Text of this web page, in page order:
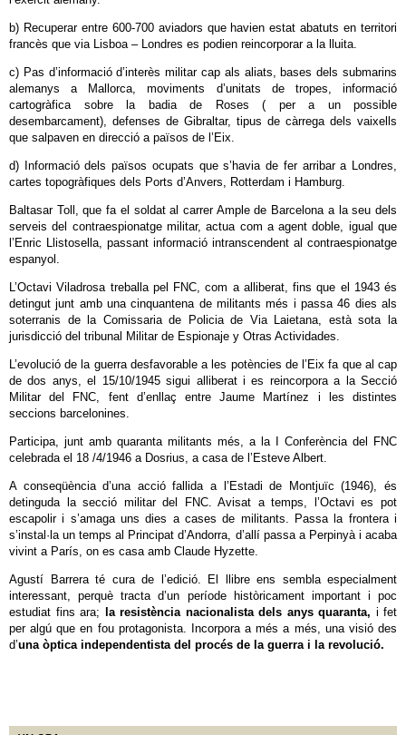
b) Recuperar entre 600-700 aviadors que havien estat abatuts en territori
francès que via Lisboa – Londres es podien reincorporar a la lluita.
c) Pas d’informació d’interès militar cap als aliats, bases dels submarins
alemanys a Mallorca, moviments d’unitats de tropes, informació
cartogràfica sobre la badia de Roses ( per a un possible
desembarcament), defenses de Gibraltar, tipus de càrrega dels vaixells
que salpaven en direcció a països de l’Eix.
d) Informació dels països ocupats que s’havia de fer arribar a Londres,
cartes topogràfiques dels Ports d’Anvers, Rotterdam i Hamburg.
Baltasar Toll, que fa el soldat al carrer Ample de Barcelona a la seu dels
serveis del contraespionatge militar, actua com a agent doble, igual que
l’Enric Llistosella, passant informació intranscendent al contraespionatge
espanyol.
L’Octavi Viladrosa treballa pel FNC, com a alliberat, fins que el 1943 és
detingut junt amb una cinquantena de militants més i passa 46 dies als
soterranis de la Comissaria de Policia de Via Laietana, està sota la
jurisdicció del tribunal Militar de Espionaje y Otras Actividades.
L’evolució de la guerra desfavorable a les potències de l’Eix fa que al cap
de dos anys, el 15/10/1945 sigui alliberat i es reincorpora a la Secció
Militar del FNC, fent d’enllaç entre Jaume Martínez i les distintes
seccions barcelonines.
Participa, junt amb quaranta militants més, a la I Conferència del FNC
celebrada el 18 /4/1946 a Dosrius, a casa de l’Esteve Albert.
A conseqüència d’una acció fallida a l’Estadi de Montjuïc (1946), és
detinguda la secció militar del FNC. Avisat a temps, l’Octavi es pot
escapolir i s’amaga uns dies a cases de militants. Passa la frontera i
s’instal·la un temps al Principat d’Andorra, d’allí passa a Perpinyà i acaba
vivint a París, on es casa amb Claude Hyzette.
Agustí Barrera té cura de l’edició. El llibre ens sembla especialment
interessant, perquè tracta d’un període històricament important i poc
estudiat fins ara;
la resistència nacionalista dels anys quaranta, i fet
per algú que en fou protagonista. Incorpora a més a més, una visió des
d’una òptica independentista del procés de la guerra i la revolució.